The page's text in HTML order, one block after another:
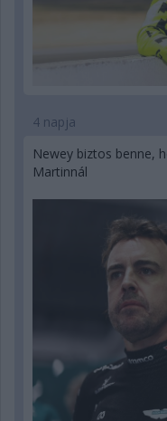
4 napja
Newey biztos benne,
Martinnál